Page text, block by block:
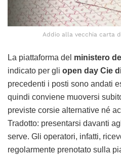
Addio alla vecchia carta
La piattaforma del ministero
indicato per gli open day Cie
precedenti i posti sono andati
quindi conviene muoversi
previste corsie alternative né
Tradotto: presentarsi davanti
serve. Gli operatori, infatti,
regolarmente prenotato sulla